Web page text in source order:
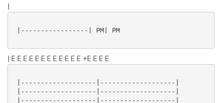
|
|-----------------| PM| PM
| E E E E E E E E E E E E +E E E E
|-------------------|-------------------|
|-------------------|-------------------|
|-------------------|-------------------|